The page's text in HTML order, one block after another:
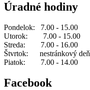
Úradné hodiny
Pondelok: 7.00 - 15.00
Utorok: 7.00 - 15.00
Streda: 7.00 - 16.00
Štvrtok: nestránkový deň
Piatok: 7.00 - 14.00
Facebook